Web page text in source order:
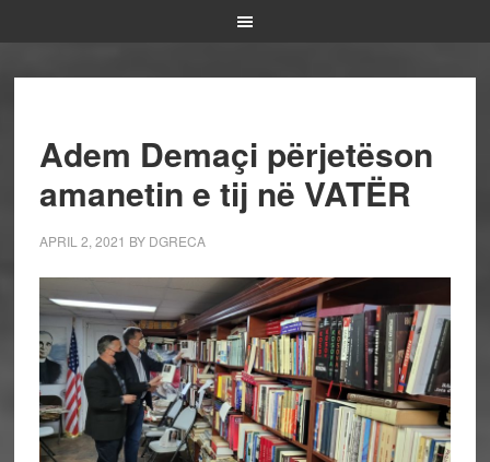
Adem Demaçi përjetëson
amanetin e tij në VATËR
APRIL 2, 2021 BY DGRECA